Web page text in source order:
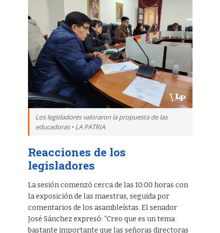
Los legisladores valoraron la propuesta de las
educadoras • LA PATRIA
Reacciones de los
legisladores
La sesión comenzó cerca de las 10:00 horas con
la exposición de las maestras, seguida por
comentarios de los asambleístas. El senador
José Sánchez expresó: “Creo que es un tema
bastante importante que las señoras directoras